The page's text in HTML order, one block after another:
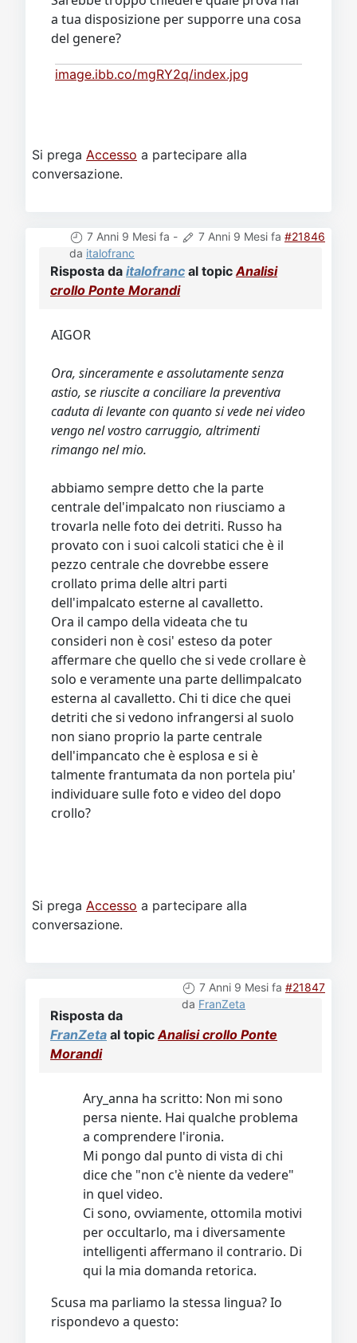
a tua disposizione per supporre una cosa
del genere?
image.ibb.co/mgRY2q/index.jpg
Si prega Accesso a partecipare alla
conversazione.
7 Anni 9 Mesi fa - 7 Anni 9 Mesi fa #21846
da italofranc
Risposta da italofranc al topic Analisi
crollo Ponte Morandi
AIGOR
Ora, sinceramente e assolutamente senza
astio, se riuscite a conciliare la preventiva
caduta di levante con quanto si vede nei video
vengo nel vostro carruggio, altrimenti
rimango nel mio.
abbiamo sempre detto che la parte
centrale del'impalcato non riusciamo a
trovarla nelle foto dei detriti. Russo ha
provato con i suoi calcoli statici che è il
pezzo centrale che dovrebbe essere
crollato prima delle altri parti
dell'impalcato esterne al cavalletto.
Ora il campo della videata che tu
consideri non è cosi' esteso da poter
affermare che quello che si vede crollare è
solo e veramente una parte dellimpalcato
esterna al cavalletto. Chi ti dice che quei
detriti che si vedono infrangersi al suolo
non siano proprio la parte centrale
dell'impancato che è esplosa e si è
talmente frantumata da non portela piu'
individuare sulle foto e video del dopo
crollo?
Si prega Accesso a partecipare alla
conversazione.
7 Anni 9 Mesi fa #21847
da FranZeta
Risposta da
FranZeta al topic Analisi crollo Ponte
Morandi
Ary_anna ha scritto: Non mi sono
persa niente. Hai qualche problema
a comprendere l'ironia.
Mi pongo dal punto di vista di chi
dice che "non c'è niente da vedere"
in quel video.
Ci sono, ovviamente, ottomila motivi
per occultarlo, ma i diversamente
intelligenti affermano il contrario. Di
qui la mia domanda retorica.
Scusa ma parliamo la stessa lingua? Io
rispondevo a questo: